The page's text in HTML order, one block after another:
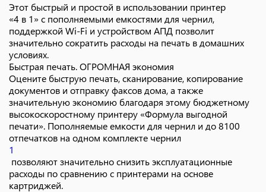
Этот быстрый и простой в использовании принтер
«4 в 1» с пополняемыми емкостями для чернил,
поддержкой Wi-Fi и устройством АПД позволит
значительно сократить расходы на печать в домашних
условиях.
Быстрая печать. ОГРОМНАЯ экономия
Оцените быструю печать, сканирование, копирование
документов и отправку факсов дома, а также
значительную экономию благодаря этому бюджетному
высокоскоростному принтеру «Формула выгодной
печати». Пополняемые емкости для чернил и до 8100
отпечатков на одном комплекте чернил
1
позволяют значительно снизить эксплуатационные
расходы по сравнению с принтерами на основе
картриджей.